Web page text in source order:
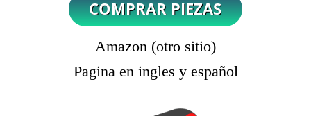
Amazon (otro sitio)
Pagina en ingles y español